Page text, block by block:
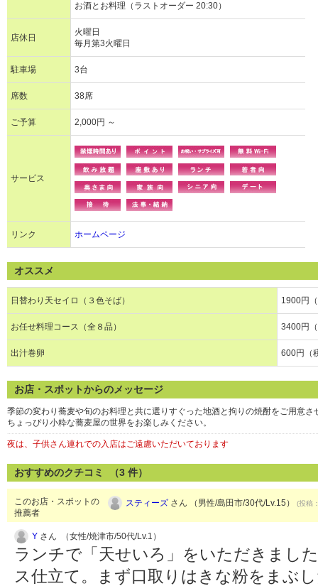
お酒とお料理（ラストオーダー 20:30）
店休日
火曜日
毎月第3火曜日
駐車場 3台
席数 38席
ご予算 2,000円 ～
サービス
リンク ホームページ
オススメ
日替わり天セイロ（３色そば） 1900円
お任せ料理コース（全８品） 3400円
出汁巻卵 600円（
お店・スポットからのメッセージ
季節の変わり蕎麦や旬のお料理と共に選りすぐった地酒と拘りの焼酎をご用意さ
ちょっぴり小粋な蕎麦屋の世界をお楽しみください。
夜は、子供さん連れでの入店はご遠慮いただいております
おすすめのクチコミ （3 件）
このお店・スポットの
推薦者
スティーズ さん （男性/島田市/30代/Lv.15） (投稿
Y さん （女性/焼津市/50代/Lv.1）
ランチで「天せいろ」をいただきまし
ス仕立て。まず口取りはきな粉をまぶ